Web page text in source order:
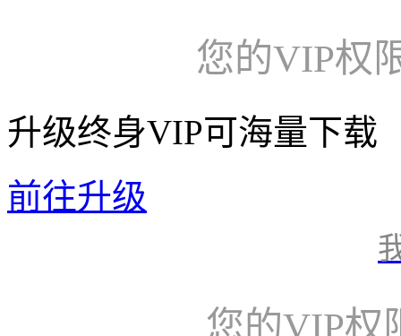
您的VIP权
升级终身VIP可海量下载
前往升级
您的VIP权